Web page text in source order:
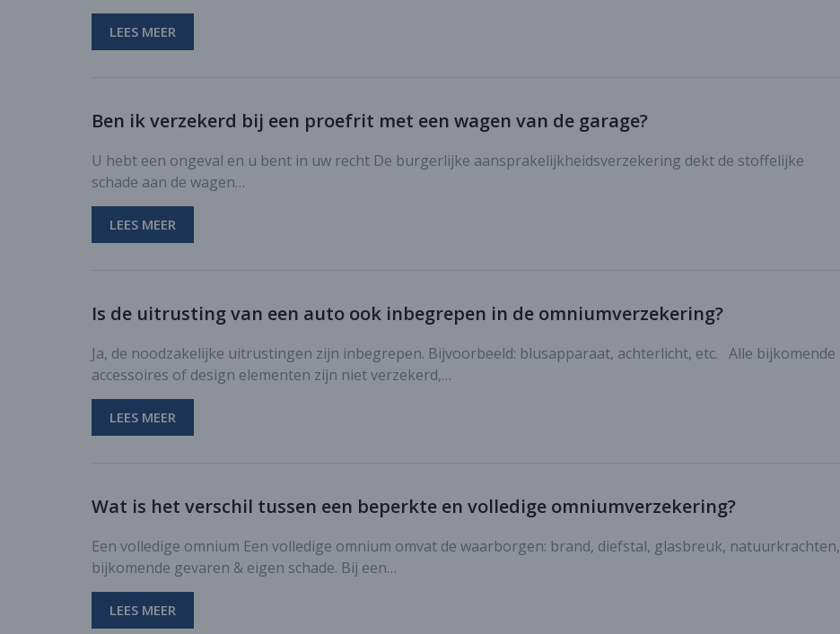
LEES MEER
Ben ik verzekerd bij een proefrit met een wagen van de garage?
U hebt een ongeval en u bent in uw recht De burgerlijke aansprakelijkheidsverzekering dekt de stoffelijke
schade aan de wagen…
LEES MEER
Is de uitrusting van een auto ook inbegrepen in de omniumverzekering?
Ja, de noodzakelijke uitrustingen zijn inbegrepen. Bijvoorbeeld: blusapparaat, achterlicht, etc. Alle bijkomende
accessoires of design elementen zijn niet verzekerd,…
LEES MEER
Wat is het verschil tussen een beperkte en volledige omniumverzekering?
Een volledige omnium Een volledige omnium omvat de waarborgen: brand, diefstal, glasbreuk, natuurkrachten,
bijkomende gevaren & eigen schade. Bij een…
LEES MEER